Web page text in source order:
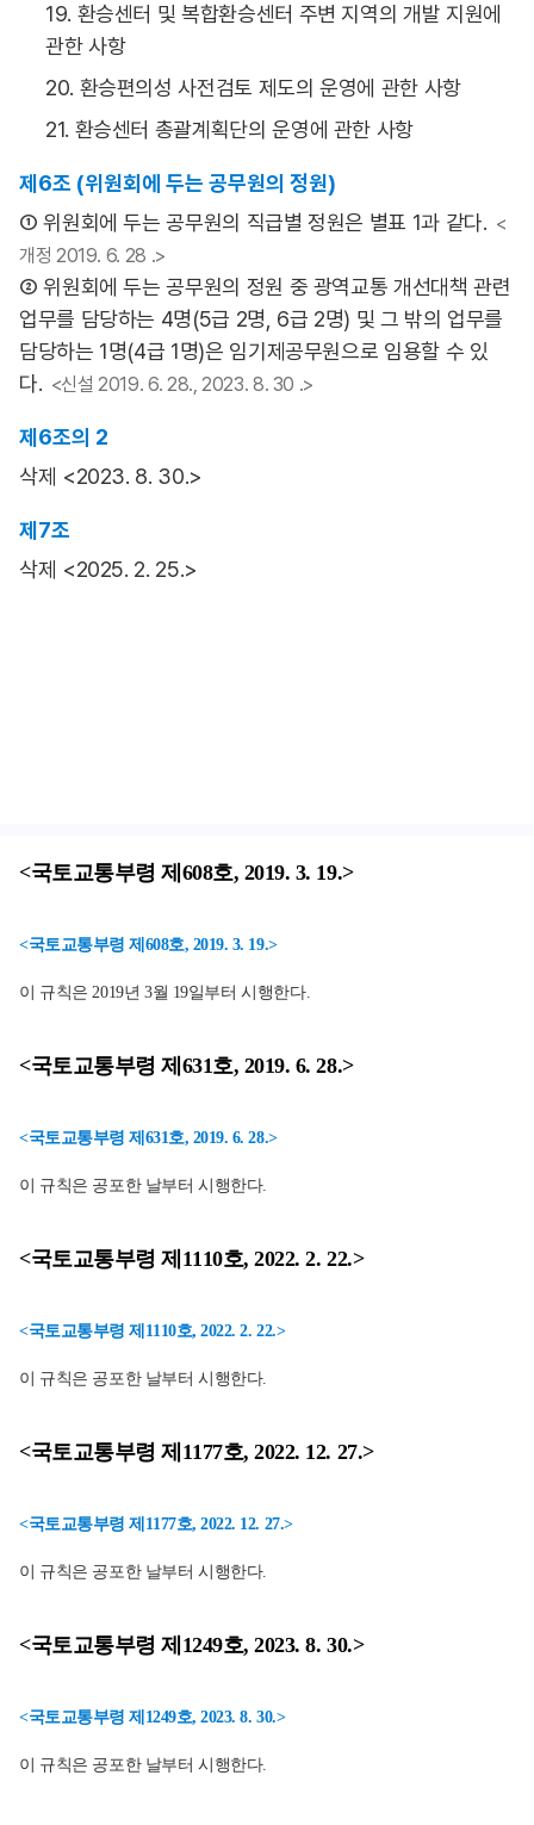
19. 환승센터 및 복합환승센터 주변 지역의 개발 지원에
관한 사항
20. 환승편의성 사전검토 제도의 운영에 관한 사항
21. 환승센터 총괄계획단의 운영에 관한 사항
제6조 (위원회에 두는 공무원의 정원)
① 위원회에 두는 공무원의 직급별 정원은 별표 1과 같다. <
개정 2019. 6. 28 .>
② 위원회에 두는 공무원의 정원 중 광역교통 개선대책 관련
업무를 담당하는 4명(5급 2명, 6급 2명) 및 그 밖의 업무를
담당하는 1명(4급 1명)은 임기제공무원으로 임용할 수 있
다. <신설 2019. 6. 28., 2023. 8. 30 .>
제6조의 2
삭제 <2023. 8. 30.>
제7조
삭제 <2025. 2. 25.>
<국토교통부령 제608호, 2019. 3. 19.>
<국토교통부령 제608호, 2019. 3. 19.>
이 규칙은 2019년 3월 19일부터 시행한다.
<국토교통부령 제631호, 2019. 6. 28.>
<국토교통부령 제631호, 2019. 6. 28.>
이 규칙은 공포한 날부터 시행한다.
<국토교통부령 제1110호, 2022. 2. 22.>
<국토교통부령 제1110호, 2022. 2. 22.>
이 규칙은 공포한 날부터 시행한다.
<국토교통부령 제1177호, 2022. 12. 27.>
<국토교통부령 제1177호, 2022. 12. 27.>
이 규칙은 공포한 날부터 시행한다.
<국토교통부령 제1249호, 2023. 8. 30.>
<국토교통부령 제1249호, 2023. 8. 30.>
이 규칙은 공포한 날부터 시행한다.